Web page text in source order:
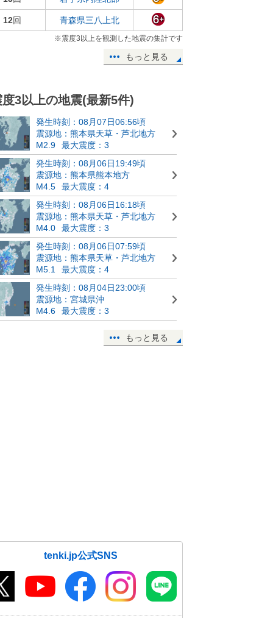
12回 青森県三八上北
※震度3以上を観測した地震の集計です
もっと見る
度3以上の地震(最新5件)
発生時刻：08月07日06:56頃
震源地：熊本県天草・芦北地方
M2.9
最大震度：3
発生時刻：08月06日19:49頃
震源地：熊本県熊本地方
M4.5
最大震度：4
発生時刻：08月06日16:18頃
震源地：熊本県天草・芦北地方
M4.0
最大震度：3
発生時刻：08月06日07:59頃
震源地：熊本県天草・芦北地方
M5.1
最大震度：4
発生時刻：08月04日23:00頃
震源地：宮城県沖
M4.6
最大震度：3
もっと見る
tenki.jp公式SNS